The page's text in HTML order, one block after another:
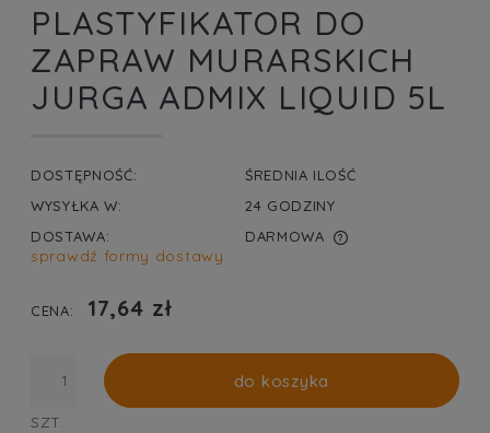
PLASTYFIKATOR DO
ZAPRAW MURARSKICH
JURGA ADMIX LIQUID 5L
DOSTĘPNOŚĆ:
ŚREDNIA ILOŚĆ
WYSYŁKA W:
24 GODZINY
DOSTAWA:
DARMOWA
CENA NIE ZAWIERA EWENTUALNYCH KOSZTÓW
sprawdź formy dostawy
CENA: 17,64 zł
SZT.
do koszyka